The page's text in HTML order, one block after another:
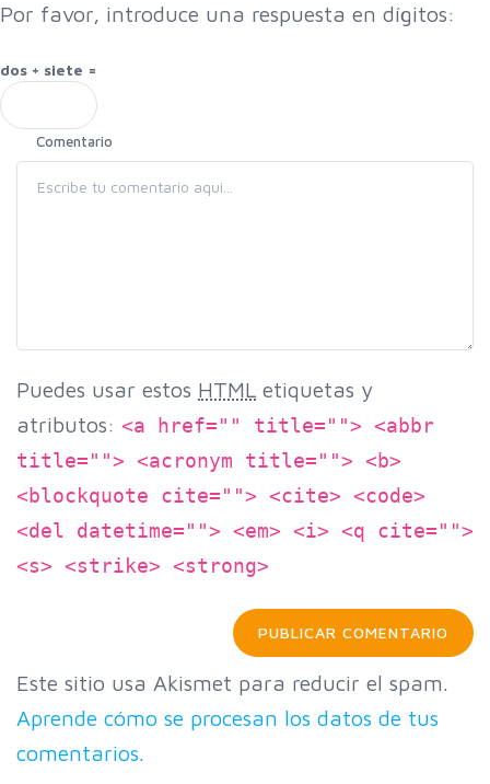
Por favor, introduce una respuesta en dígitos:
dos + siete =
Comentario
Puedes usar estos HTML etiquetas y
atributos: <a href="" title=""> <abbr
title=""> <acronym title=""> <b>
<blockquote cite=""> <cite> <code>
<del datetime=""> <em> <i> <q cite="">
<s> <strike> <strong>
Este sitio usa Akismet para reducir el spam.
Aprende cómo se procesan los datos de tus
comentarios.